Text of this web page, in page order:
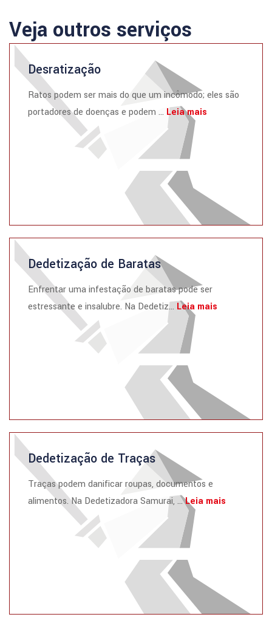
Veja outros serviços
Desratização
Ratos podem ser mais do que um incômodo; eles são
portadores de doenças e podem ... Leia mais
Dedetização de Baratas
Enfrentar uma infestação de baratas pode ser
estressante e insalubre. Na Dedetiz... Leia mais
Dedetização de Traças
Traças podem danificar roupas, documentos e
alimentos. Na Dedetizadora Samurai, ...Leia mais